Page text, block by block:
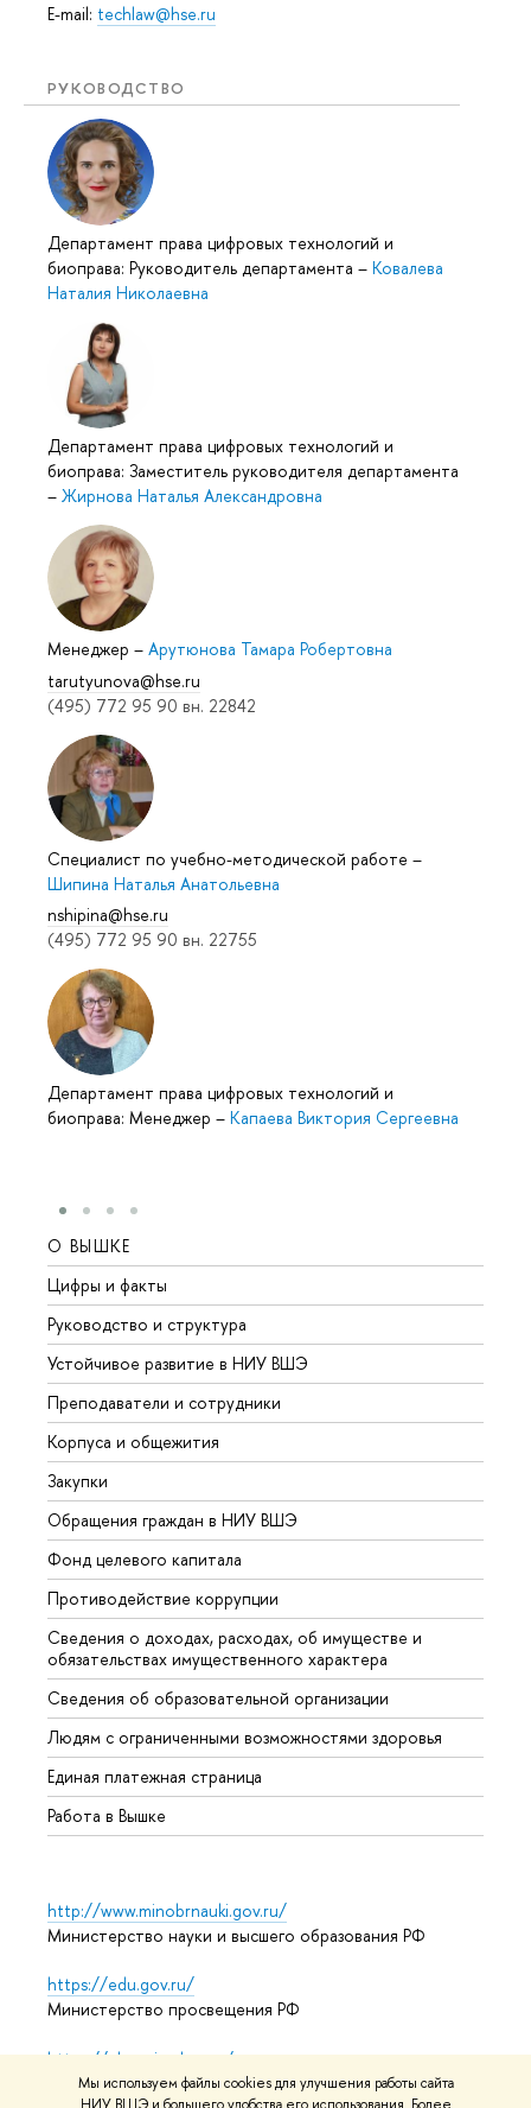
Мы используем файлы cookies для улучшения работы сайта
E-mail: techlaw@hse.ru
РУКОВОДСТВО
Департамент права цифровых технологий и
биоправа: Руководитель департамента – Ковалева
Наталия Николаевна
Департамент права цифровых технологий и
биоправа: Заместитель руководителя департамента
– Жирнова Наталья Александровна
Менеджер – Арутюнова Тамара Робертовна
tarutyunova@hse.ru
(495) 772 95 90 вн. 22842
Специалист по учебно-методической работе –
Шипина Наталья Анатольевна
nshipina@hse.ru
(495) 772 95 90 вн. 22755
Департамент права цифровых технологий и
биоправа: Менеджер – Капаева Виктория Сергеевна
О ВЫШКЕ
Цифры и факты
Руководство и структура
Устойчивое развитие в НИУ ВШЭ
Преподаватели и сотрудники
Корпуса и общежития
Закупки
Обращения граждан в НИУ ВШЭ
Фонд целевого капитала
Противодействие коррупции
Сведения о доходах, расходах, об имуществе и
обязательствах имущественного характера
Сведения об образовательной организации
Людям с ограниченными возможностями здоровья
Единая платежная страница
Работа в Вышке
http://www.minobrnauki.gov.ru/
Министерство науки и высшего образования РФ
https://edu.gov.ru/
Министерство просвещения РФ
https://elearning.hse.ru/mooc
Массовые открытые онлайн-курсы